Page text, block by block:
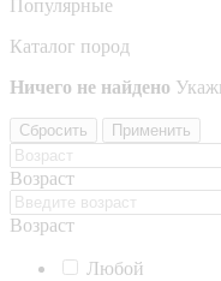
Популярные
Каталог пород
Ничего не найдено
Сбросить Применить
Возраст
Возраст
Любой